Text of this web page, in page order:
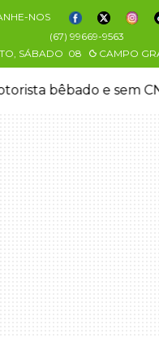
NOS
(67) 99669-9563
SÁBADO 08 CAMPO
ser membro de facção